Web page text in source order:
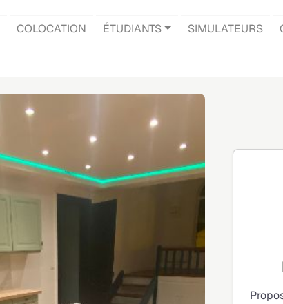
COLOCATION ÉTUDIANTS SIMULATEURS